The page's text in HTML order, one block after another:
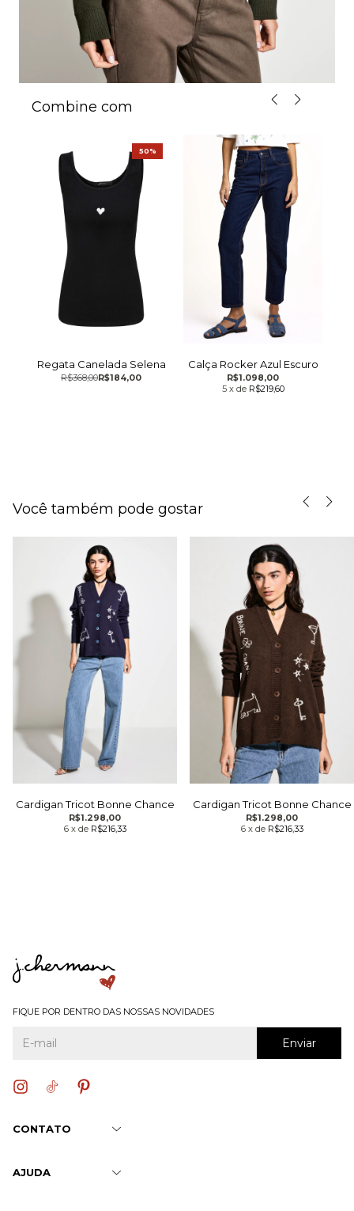
Combine com
Regata Canelada Selena
R$184,00
R$368,00
50%
Calça Rocker Azul Escuro
R$1.098,00
5 x de R$219,60
Você também pode gostar
Cardigan Tricot Bonne Chance
R$1.298,00
6 x de R$216,33
Cardigan Tricot Bonne Chance
R$1.298,00
6 x de R$216,33
FIQUE POR DENTRO DAS NOSSAS NOVIDADES
CONTATO
AJUDA